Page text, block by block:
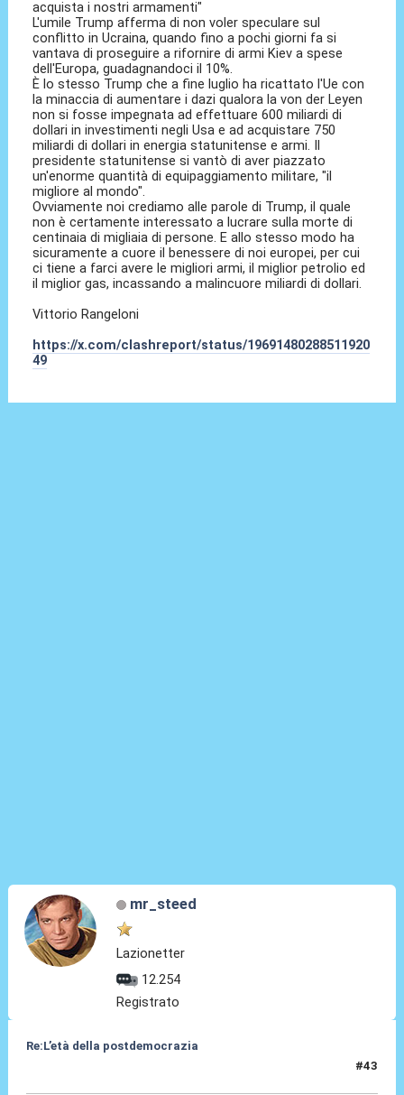
acquista i nostri armamenti"
L'umile Trump afferma di non voler speculare sul
conflitto in Ucraina, quando fino a pochi giorni fa si
vantava di proseguire a rifornire di armi Kiev a spese
dell'Europa, guadagnandoci il 10%.
È lo stesso Trump che a fine luglio ha ricattato l'Ue con
la minaccia di aumentare i dazi qualora la von der Leyen
non si fosse impegnata ad effettuare 600 miliardi di
dollari in investimenti negli Usa e ad acquistare 750
miliardi di dollari in energia statunitense e armi. Il
presidente statunitense si vantò di aver piazzato
un'enorme quantità di equipaggiamento militare, "il
migliore al mondo".
Ovviamente noi crediamo alle parole di Trump, il quale
non è certamente interessato a lucrare sulla morte di
centinaia di migliaia di persone. E allo stesso modo ha
sicuramente a cuore il benessere di noi europei, per cui
ci tiene a farci avere le migliori armi, il miglior petrolio ed
il miglior gas, incassando a malincuore miliardi di dollari.
Vittorio Rangeloni
https://x.com/clashreport/status/19691480288511920
49
mr_steed
Lazionetter
12.254
Registrato
Re:L’età della postdemocrazia
#43